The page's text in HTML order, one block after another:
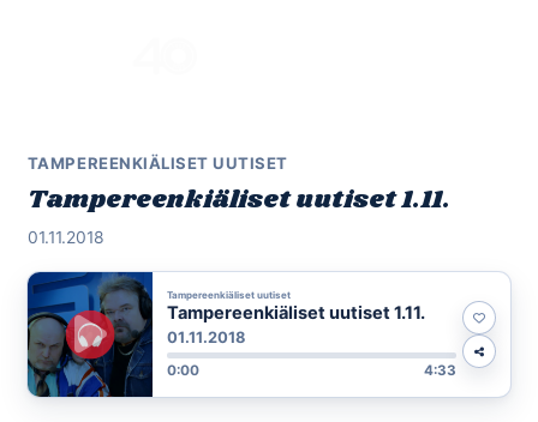
TAMPEREENKIÄLISET UUTISET
Tampereenkiäliset uutiset 1.11.
01.11.2018
Tampereenkiäliset uutiset
Tampereenkiäliset uutiset 1.11.
01.11.2018
0:00 4:33